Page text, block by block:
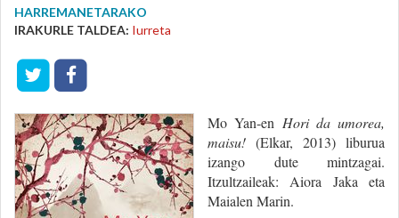
HARREMANETARAKO
IRAKURLE TALDEA: Iurreta
Mo Yan-en Hori da umorea,
maisu! (Elkar, 2013) liburua
izango dute mintzagai.
Itzultzaileak: Aiora Jaka eta
Maialen Marin.